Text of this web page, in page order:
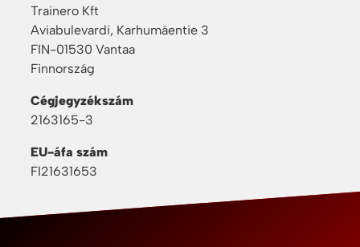
Trainero Kft
Aviabulevardi, Karhumäentie 3
FIN-01530 Vantaa
Finnország
Cégjegyzékszám
2163165-3
EU-áfa szám
FI21631653